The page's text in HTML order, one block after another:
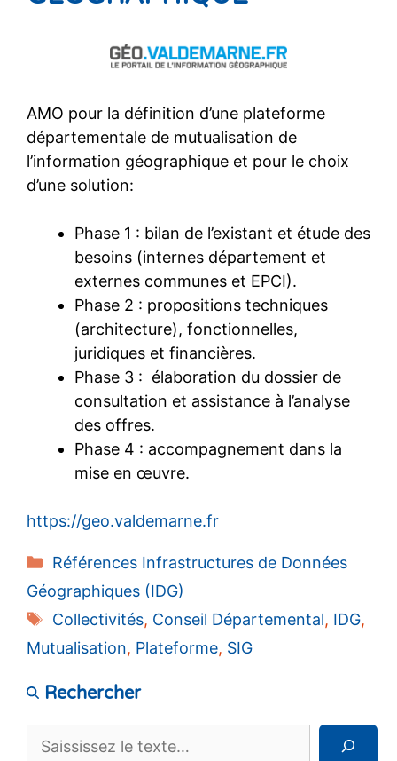
AMO pour la définition d’une plateforme
départementale de mutualisation de
l’information géographique et pour le choix
d’une solution:
Phase 1 : bilan de l’existant et étude des
besoins (internes département et
externes communes et EPCI).
Phase 2 : propositions techniques
(architecture), fonctionnelles,
juridiques et financières.
Phase 3 : élaboration du dossier de
consultation et assistance à l’analyse
des offres.
Phase 4 : accompagnement dans la
mise en œuvre.
https://geo.valdemarne.fr
Catégories
Références Infrastructures de Données
Géographiques (IDG)
Étiquettes
Collectivités, Conseil Départemental, IDG,
Mutualisation, Plateforme, SIG
Rechercher
Rechercher